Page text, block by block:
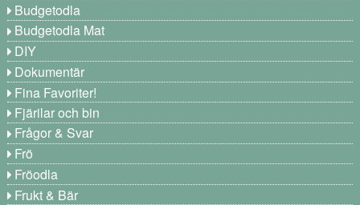
Budgetodla
Budgetodla Mat
DIY
Dokumentär
Fina Favoriter!
Fjärilar och bin
Frågor & Svar
Frö
Fröodla
Frukt & Bär